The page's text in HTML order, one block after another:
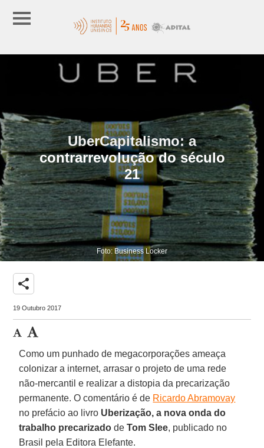
UberCapitalismo: a
contrarrevolução do século
21
Foto: Business Locker
share
19 Outubro 2017
Como um punhado de megacorporações ameaça
colonizar a internet, arrasar o projeto de uma rede
não-mercantil e realizar a distopia da precarização
permanente. O comentário é de Ricardo Abramovay
no prefácio ao livro Uberização, a nova onda do
trabalho precarizado deTom Slee, publicado no
Brasil pela Editora Elefante.